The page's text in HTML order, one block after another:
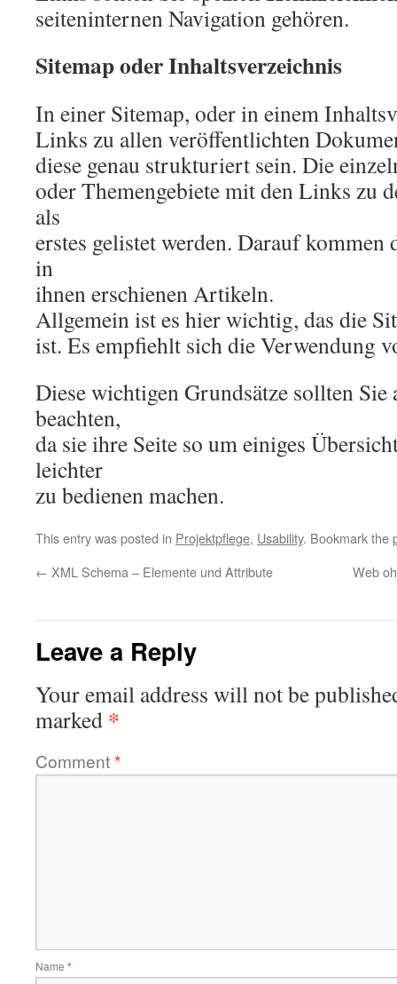
seiteninternen Navigation gehören.
Sitemap oder Inhaltsverzeichnis
In einer Sitemap, oder in einem
Links zu allen veröffentlichten
diese genau strukturiert sein. Die
oder Themengebiete mit den Links zu
als
erstes gelistet werden. Darauf
in
ihnen erschienen Artikeln.
Allgemein ist es hier wichtig, das die
ist. Es empfiehlt sich die Verwendung
Diese wichtigen Grundsätze sollten Sie
beachten,
da sie ihre Seite so um einiges
leichter
zu bedienen machen.
This entry was posted in Projektpflege, Usability. Bookmark the
← XML Schema – Elemente und Attribute Web
Leave a Reply
Your email address will not be
marked *
Comment*
Name *